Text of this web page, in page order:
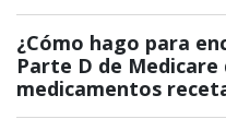
¿Cómo hago para
Parte D de Medicare
medicamentos